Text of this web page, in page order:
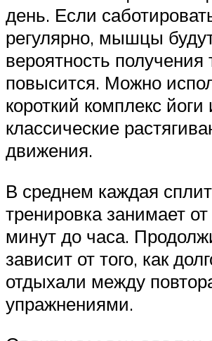
день. Если
регулярно, мышцы
вероятность получения
повысится. Можно
короткий комплекс йоги
классические
движения.
В среднем каждая сплит
тренировка занимает
минут до часа.
зависит от того, как
отдыхали между
упражнениями.